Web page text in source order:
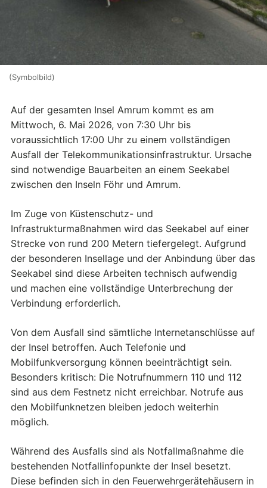
(Symbolbild)
Auf der gesamten Insel Amrum kommt es am
Mittwoch, 6. Mai 2026, von 7:30 Uhr bis
voraussichtlich 17:00 Uhr zu einem vollständigen
Ausfall der Telekommunikationsinfrastruktur. Ursache
sind notwendige Bauarbeiten an einem Seekabel
zwischen den Inseln Föhr und Amrum.
Im Zuge von Küstenschutz- und
Infrastrukturmaßnahmen wird das Seekabel auf einer
Strecke von rund 200 Metern tiefergelegt. Aufgrund
der besonderen Insellage und der Anbindung über das
Seekabel sind diese Arbeiten technisch aufwendig
und machen eine vollständige Unterbrechung der
Verbindung erforderlich.
Von dem Ausfall sind sämtliche Internetanschlüsse auf
der Insel betroffen. Auch Telefonie und
Mobilfunkversorgung können beeinträchtigt sein.
Besonders kritisch: Die Notrufnummern 110 und 112
sind aus dem Festnetz nicht erreichbar. Notrufe aus
den Mobilfunknetzen bleiben jedoch weiterhin
möglich.
Während des Ausfalls sind als Notfallmaßnahme die
bestehenden Notfallinfopunkte der Insel besetzt.
Diese befinden sich in den Feuerwehrgerätehäusern in